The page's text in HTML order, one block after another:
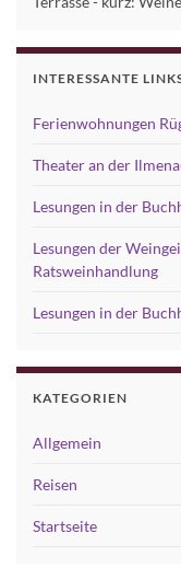
INTERESSANTE
Ferienwohnungen
Theater an der
Lesungen in der
Lesungen der
Ratsweinhandlung
Lesungen in der
KATEGORIEN
Allgemein
Reisen
Startseite